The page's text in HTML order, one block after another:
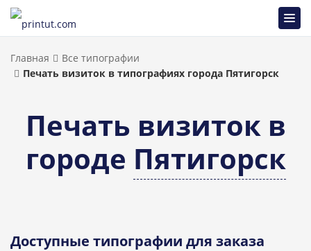
Главная
Все типографии
Печать визиток в типографиях города Пятигорск
Печать визиток в
городе Пятигорск
Доступные типографии для заказа